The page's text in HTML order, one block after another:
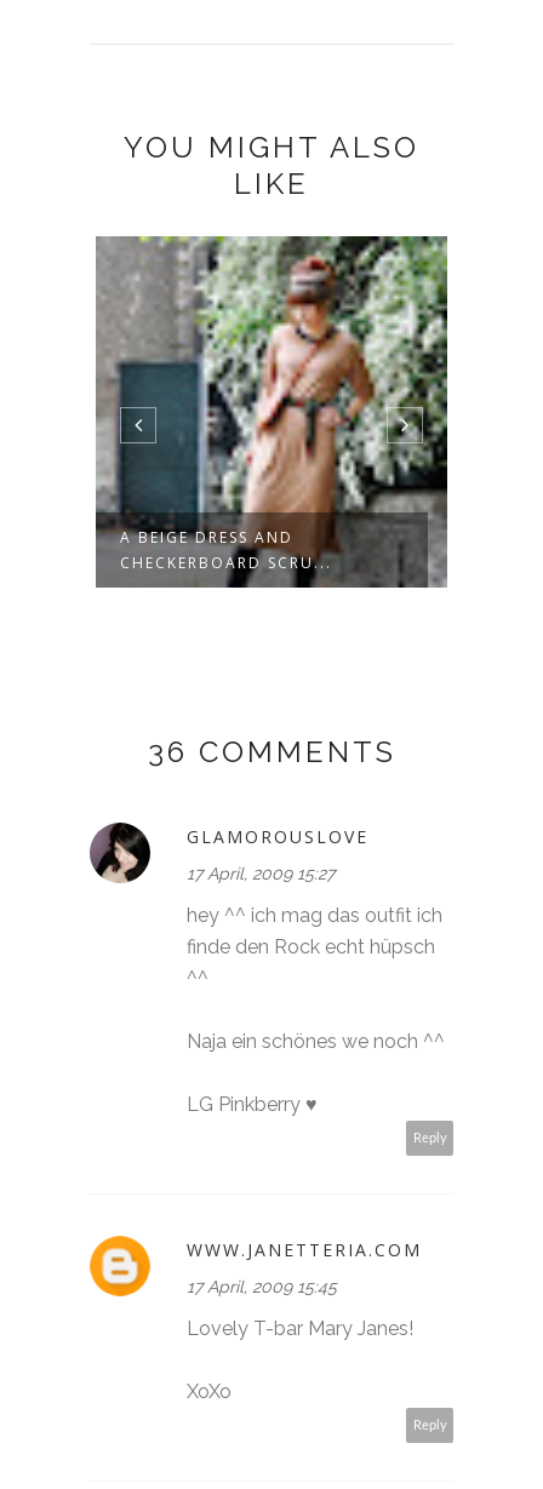
YOU MIGHT ALSO
LIKE
A BEIGE DRESS AND
CHECKERBOARD SCRU...
36 COMMENTS
GLAMOROUSLOVE
17 April, 2009 15:27
hey ^^ ich mag das outfit ich
finde den Rock echt hüpsch
^^
Naja ein schönes we noch ^^
LG Pinkberry ♥
Reply
WWW.JANETTERIA.COM
17 April, 2009 15:45
Lovely T-bar Mary Janes!
XoXo
Reply